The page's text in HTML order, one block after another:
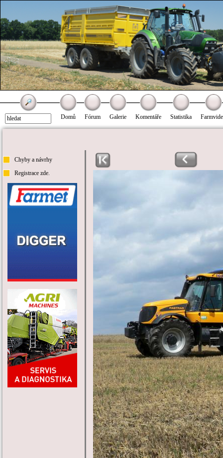
Domů Fórum Galerie Komentáře Statistika
Chyby a návrhy
Registrace zde.